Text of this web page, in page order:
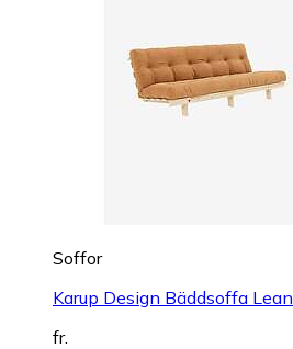
Soffor
Karup Design Bäddsoffa Lean
fr.